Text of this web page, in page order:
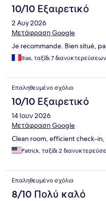
10/10 Εξαιρετικό
2 Αυγ 2026
Μετάφραση Google
Je recommande. Bien situé,
Ilias, ταξίδι 7 διανυκτερεύσεων
Επαληθευμένο σχόλιο
10/10 Εξαιρετικό
14 Ιουν 2026
Μετάφραση Google
Clean room, efficient check-
Patrick, ταξίδι 2
Επαληθευμένο σχόλιο
8/10 Πολύ καλό